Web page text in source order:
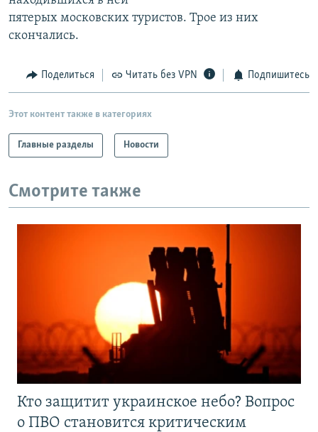
пятерых московских туристов. Трое из них
скончались.
Поделиться Читать без VPN Подпишитесь
Этот контент также в категориях
Главные разделы Новости
Смотрите также
Кто защитит украинское небо? Вопрос
о ПВО становится критическим